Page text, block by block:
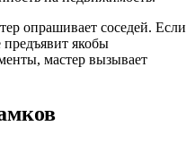
опрашивает соседей. Если
якобы
мастер вызывает